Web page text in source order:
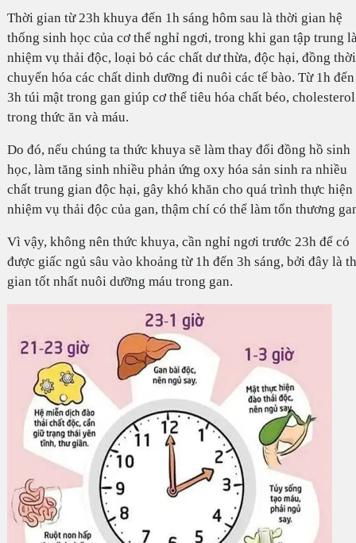
Thời gian từ 23h khuya đến 1h sáng hôm sau là thời gian hệ
thống sinh học của cơ thể nghỉ ngơi, trong khi gan tập trung
nhiệm vụ thải độc, loại bỏ các chất dư thừa, độc hại, đồng thời
chuyển hóa các chất dinh dưỡng đi nuôi các tế bào. Từ 1h đến
3h túi mật trong gan giúp cơ thể tiêu hóa chất béo, cholesterol
trong thức ăn và máu.
Do đó, nếu chúng ta thức khuya sẽ làm thay đổi đồng hồ sinh
học, làm tăng sinh nhiều phản ứng oxy hóa sản sinh ra nhiều
chất trung gian độc hại, gây khó khăn cho quá trình thực hiện
nhiệm vụ thải độc của gan, thậm chí có thể làm tổn thương
Vì vậy, không nên thức khuya, cần nghỉ ngơi trước 23h để có
được giấc ngủ sâu vào khoảng từ 1h đến 3h sáng, bởi đây là
gian tốt nhất nuôi dưỡng máu trong gan.